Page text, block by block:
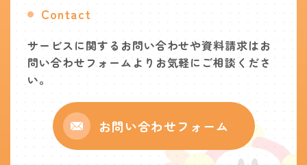
Contact
サービスに関するお問い合わせや資料請求はお
問い合わせフォームよりお気軽にご相談くださ
い。
お問い合わせフォーム